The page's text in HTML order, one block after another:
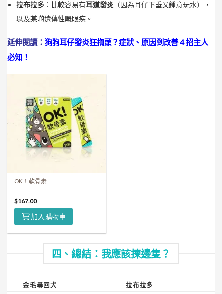
拉布拉多 ：比較容易有耳道發炎 （因為耳仔下垂又鍾意玩水），
以及某啲遺傳性嘅眼疾。
延伸閱讀： 狗狗耳仔發炎狂揈頭？症狀、原因到改善 4 招主人
必知！
OK！軟骨素
$167.00
加入購物車
四、總結：我應該揀邊隻？
金毛尋回犬
拉布拉多